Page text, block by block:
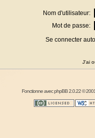
Nom d'utilisateur:
Mot de passe:
Se connecter
J'ai
Fonctionne avecphpBB2.0.22 ©